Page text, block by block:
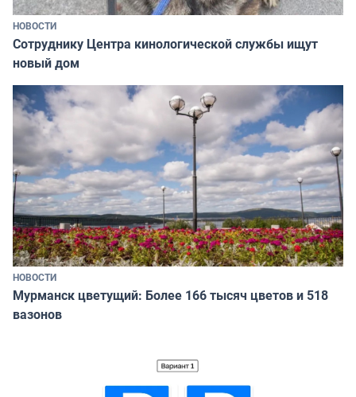
НОВОСТИ
Сотруднику Центра кинологической службы ищут
новый дом
НОВОСТИ
Мурманск цветущий: Более 166 тысяч цветов и 518
вазонов